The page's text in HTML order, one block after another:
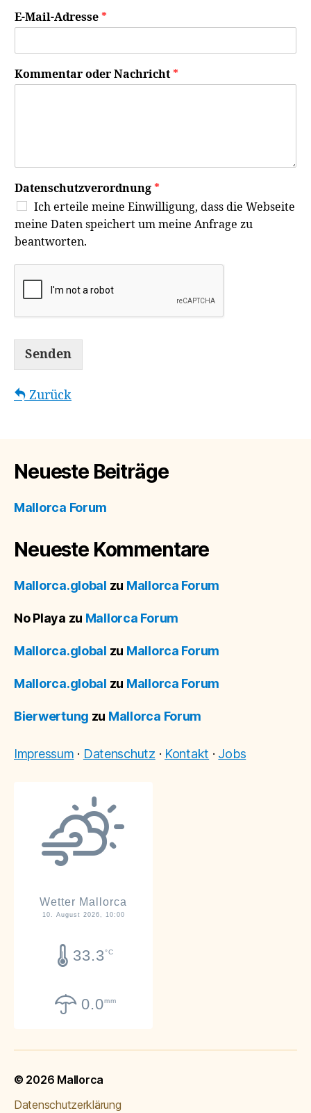
E-Mail-Adresse *
Kommentar oder Nachricht *
Datenschutzverordnung *
Ich erteile meine Einwilligung, dass die Webseite
meine Daten speichert um meine Anfrage zu
beantworten.
Senden
Zurück
Neueste Beiträge
Mallorca Forum
Neueste Kommentare
Mallorca.global zu Mallorca Forum
No Playa zu Mallorca Forum
Mallorca.global zu Mallorca Forum
Mallorca.global zu Mallorca Forum
Bierwertung zu Mallorca Forum
Impressum · Datenschutz · Kontakt · Jobs
Wetter Mallorca
10. August 2026, 10:00
33.3°C
0.0mm
© 2026 Mallorca
Datenschutzerklärung